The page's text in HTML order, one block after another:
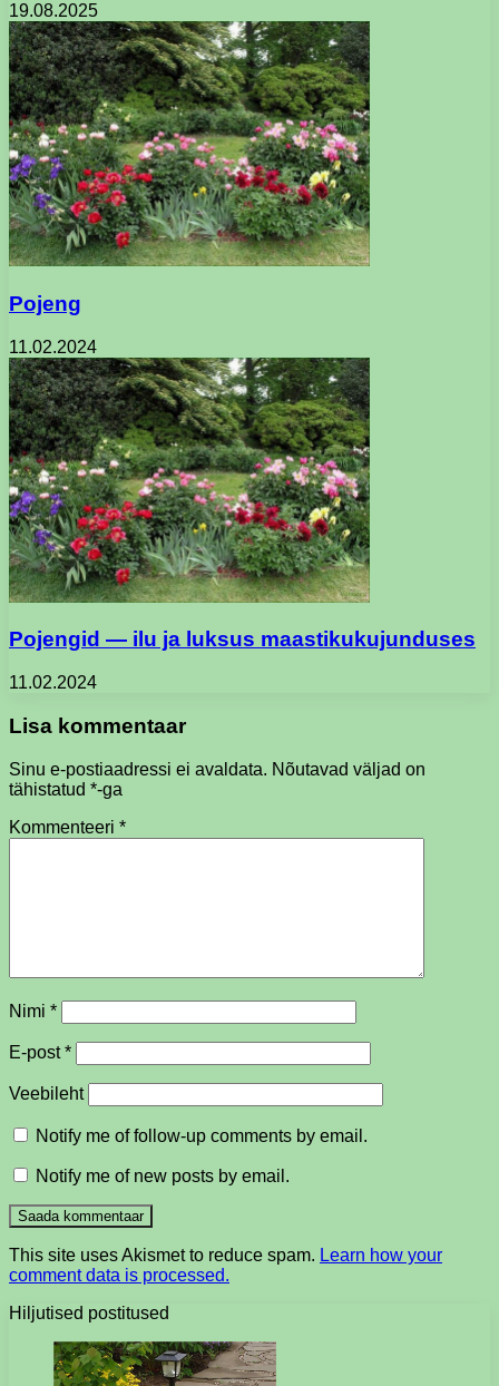
19.08.2025
Pojeng
11.02.2024
Pojengid — ilu ja luksus maastikukujunduses
11.02.2024
Lisa kommentaar
Sinu e-postiaadressi ei avaldata. Nõutavad väljad on
tähistatud *-ga
Kommenteeri *
Nimi *
E-post*
Veebileht
Notify me of follow-up comments by email.
Notify me of new posts by email.
This site uses Akismet to reduce spam. Learn how your
comment data is processed.
Hiljutised postitused